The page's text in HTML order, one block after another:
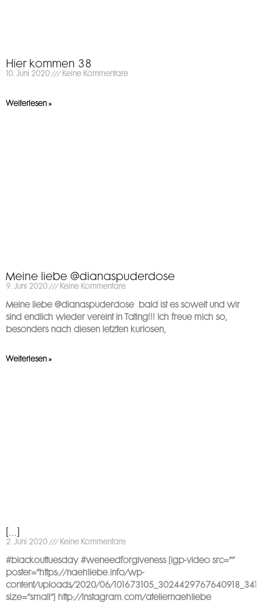
Hier kommen 38
10. Juni 2020 Keine Kommentare
Weiterlesen »
Meine liebe @dianaspuderdose
9. Juni 2020 Keine Kommentare
Meine liebe @dianaspuderdose ️ bald ist es soweit und wir
sind endlich wieder vereint in Tating!!! Ich freue mich so,
besonders nach diesen letzten kuriosen,
Weiterlesen »
[…]
2. Juni 2020 Keine Kommentare
#blackouttuesday #weneedforgiveness [igp-video src=““
poster=“https://naehliebe.info/wp-
content/uploads/2020/06/
size=“small“] http://instagram.com/ateliernaehliebe